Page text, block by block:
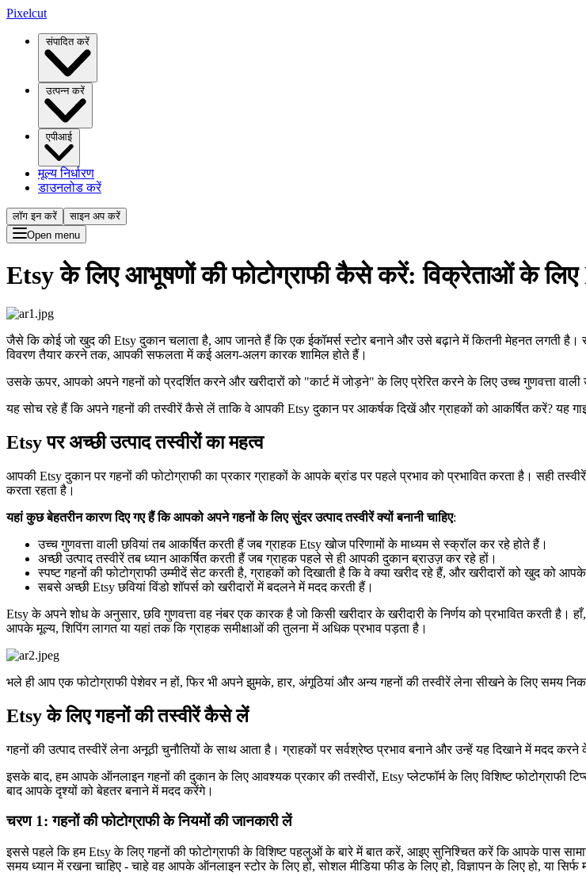
Pixelcut
संपादित करें
उत्पन्न करें
एपीआई
मूल्य निर्धारण
डाउनलोड करें
लॉग इन करें
साइन अप करें
Open menu
Etsy के लिए आभूषणों की फोटोग्राफी कैसे करें: विक्रेताओं के लिए
जैसे कि कोई जो खुद की Etsy दुकान चलाता है, आप जानते हैं कि एक ईकॉमर्स स्टोर बनाने और उसे बढ़ाने में कितनी मेहनत लगती है।
विवरण तैयार करने तक, आपकी सफलता में कई अलग-अलग कारक शामिल होते हैं।
उसके ऊपर, आपको अपने गहनों को प्रदर्शित करने और खरीदारों को "कार्ट में जोड़ने" के लिए प्रेरित करने के लिए उच्च गुणवत्ता वाली
यह सोच रहे हैं कि अपने गहनों की तस्वीरें कैसे लें ताकि वे आपकी Etsy दुकान पर आकर्षक दिखें और ग्राहकों को आकर्षित करें? यह
Etsy पर अच्छी उत्पाद तस्वीरों का महत्व
आपकी Etsy दुकान पर गहनों की फोटोग्राफी का प्रकार ग्राहकों के आपके ब्रांड पर पहले प्रभाव को प्रभावित करता है। सही
करता रहता है।
यहां कुछ बेहतरीन कारण दिए गए हैं कि आपको अपने गहनों के लिए सुंदर उत्पाद तस्वीरें क्यों बनानी चाहिए:
उच्च गुणवत्ता वाली छवियां तब आकर्षित करती हैं जब ग्राहक Etsy खोज परिणामों के माध्यम से स्क्रॉल कर रहे होते हैं।
अच्छी उत्पाद तस्वीरें तब ध्यान आकर्षित करती हैं जब ग्राहक पहले से ही आपकी दुकान ब्राउज़ कर रहे हों।
स्पष्ट गहनों की फोटोग्राफी उम्मीदें सेट करती है, ग्राहकों को दिखाती है कि वे क्या खरीद रहे हैं, और खरीदारों को खुद को
सबसे अच्छी Etsy छवियां विंडो शॉपर्स को खरीदारों में बदलने में मदद करती हैं।
Etsy के अपने शोध के अनुसार, छवि गुणवत्ता वह नंबर एक कारक है जो किसी खरीदार के खरीदारी के निर्णय को प्रभावित करती है।
आपके मूल्य, शिपिंग लागत या यहां तक कि ग्राहक समीक्षाओं की तुलना में अधिक प्रभाव पड़ता है।
भले ही आप एक फोटोग्राफी पेशेवर न हों, फिर भी अपने झुमके, हार, अंगूठियां और अन्य गहनों की तस्वीरें लेना सीखने के लिए समय
Etsy के लिए गहनों की तस्वीरें कैसे लें
गहनों की उत्पाद तस्वीरें लेना अनूठी चुनौतियों के साथ आता है। ग्राहकों पर सर्वश्रेष्ठ प्रभाव बनाने और उन्हें यह दिखाने में मदद
इसके बाद, हम आपके ऑनलाइन गहनों की दुकान के लिए आवश्यक प्रकार की तस्वीरों, Etsy प्लेटफॉर्म के लिए विशिष्ट
बाद आपके दृश्यों को बेहतर बनाने में मदद करेंगे।
चरण 1: गहनों की फोटोग्राफी के नियमों की जानकारी लें
इससे पहले कि हम Etsy के लिए गहनों की फोटोग्राफी के विशिष्ट पहलुओं के बारे में बात करें, आइए सुनिश्चित करें कि आपके पास
समय ध्यान में रखना चाहिए - चाहे वह आपके ऑनलाइन स्टोर के लिए हो, सोशल मीडिया फीड के लिए हो, विज्ञापन के लिए हो, या सिर्फ